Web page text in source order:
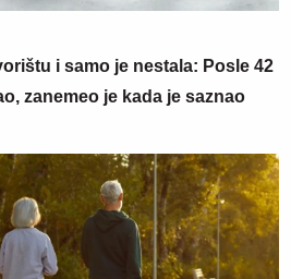
i samo je nestala: Posle 42
zanemeo je kada je saznao